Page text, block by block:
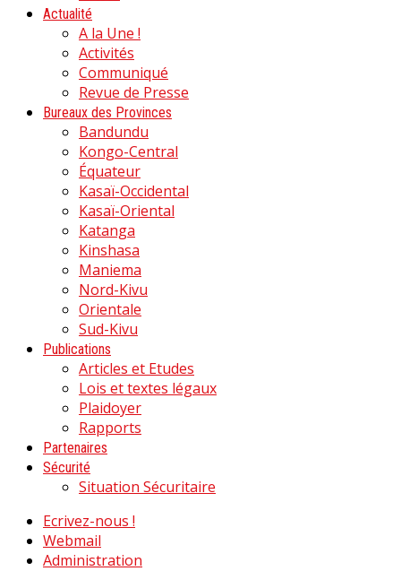
Actualité
A la Une !
Activités
Communiqué
Revue de Presse
Bureaux des Provinces
Bandundu
Kongo-Central
Équateur
Kasaï-Occidental
Kasaï-Oriental
Katanga
Kinshasa
Maniema
Nord-Kivu
Orientale
Sud-Kivu
Publications
Articles et Etudes
Lois et textes légaux
Plaidoyer
Rapports
Partenaires
Sécurité
Situation Sécuritaire
Ecrivez-nous !
Webmail
Administration